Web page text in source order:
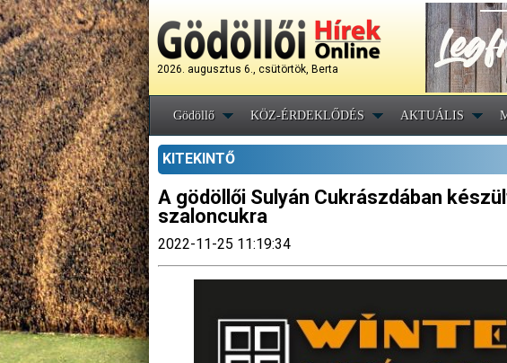
2026. augusztus 6., csütörtök, Berta
Gödöllő KÖZ-ÉRDEKLŐDÉS AKTUÁLIS
KITEKINTŐ
A gödöllői Sulyán Cukrászdában
szaloncukra
2022-11-25 11:19:34